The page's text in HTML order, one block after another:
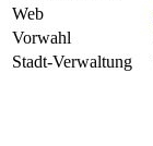
Web
Vorwahl
Stadt-Verwaltung